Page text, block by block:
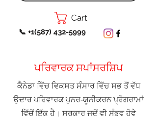
Cart
📞 +1(587) 432-5999
ਪਰਿਵਾਰਕ ਸਪਾਂਸਰਸ਼ਿਪ
ਕੈਨੇਡਾ ਵਿੱਚ ਵਿਕਸਤ ਸੰਸਾਰ ਵਿੱਚ ਸਭ ਤੋਂ ਵੱਧ
ਉਦਾਰ ਪਰਿਵਾਰਕ ਪੁਨਰ-ਯੂਨੀਕਰਨ ਪ੍ਰੋਗਰਾਮਾਂ
ਵਿੱਚੋਂ ਇੱਕ ਹੈ। ਸਰਕਾਰ ਜਦੋਂ ਵੀ ਸੰਭਵ ਹੋਵੇ